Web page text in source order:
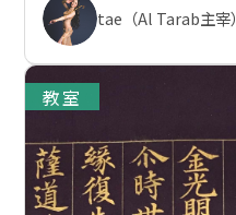
tae（Al Tarab主宰）
教室